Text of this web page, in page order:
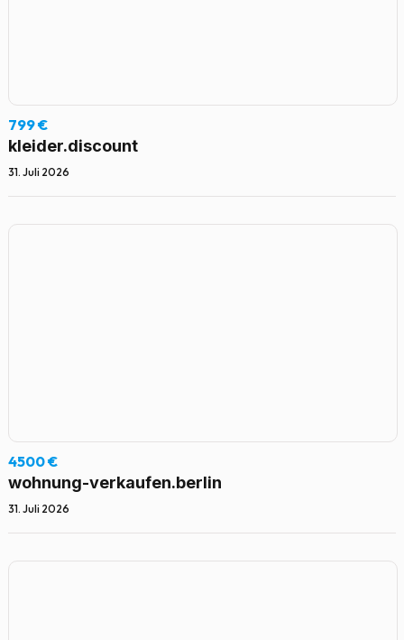
799 €
kleider.discount
31. Juli 2026
4500 €
wohnung-verkaufen.berlin
31. Juli 2026